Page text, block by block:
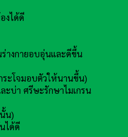
งได้ดี
ร่างกายอบอุ่นและดีขึ้น
ระโจมอบตัวให้นานขึ้น)
บ่า ศรีษะรักษาไมเกรน
น)
ได้ดี